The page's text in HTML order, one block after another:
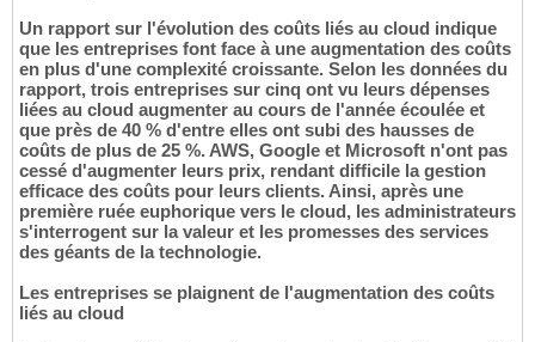
Un rapport sur l'évolution des coûts liés au cloud indique
que les entreprises font face à une augmentation des coûts
en plus d'une complexité croissante. Selon les données du
rapport, trois entreprises sur cinq ont vu leurs dépenses
liées au cloud augmenter au cours de l'année écoulée et
que près de 40 % d'entre elles ont subi des hausses de
coûts de plus de 25 %. AWS, Google et Microsoft n'ont pas
cessé d'augmenter leurs prix, rendant difficile la gestion
efficace des coûts pour leurs clients. Ainsi, après une
première ruée euphorique vers le cloud, les administrateurs
s'interrogent sur la valeur et les promesses des services
des géants de la technologie.
Les entreprises se plaignent de l'augmentation des coûts
liés au cloud